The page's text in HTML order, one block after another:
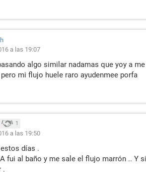
a las 19:07
algo similar nadamas que yoy a
mi flujo huele raro ayudenmee porfa
1
a las 19:50
días .
fui al baño y me sale el flujo marrón .. Y
.